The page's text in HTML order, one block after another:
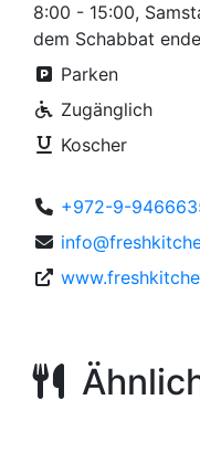
8:00 - 15:00,
dem Schabbat
Parken
Zugänglich
Koscher
+972-9-